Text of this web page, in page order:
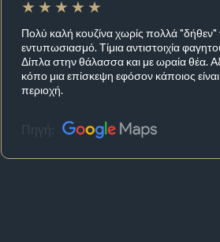
Πολύ καλή κουζίνα χωρίς πολλά "δήθεν"
εντυπωσιασμό. Τίμια αντιστοιχία
Δίπλα στην θάλασσα και με ωραία θέα.
κόπο μια επίσκεψη εφόσον κάποιος
περιοχή.
Πηγή: